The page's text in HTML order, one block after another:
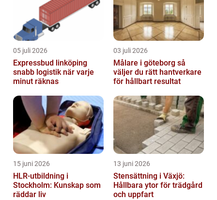
05 juli 2026
Expressbud linköping
snabb logistik när varje
minut räknas
03 juli 2026
Målare i göteborg så
väljer du rätt hantverkare
för hållbart resultat
15 juni 2026
HLR-utbildning i
Stockholm: Kunskap som
räddar liv
13 juni 2026
Stensättning i Växjö:
Hållbara ytor för trädgård
och uppfart